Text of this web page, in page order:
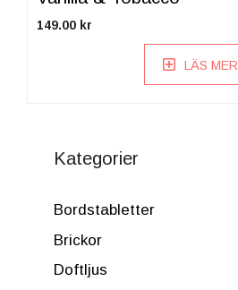
149.00 kr
LÄS MER
Kategorier
Bordstabletter
Brickor
Doftljus